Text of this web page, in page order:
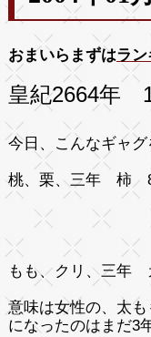
おまいらまずはラン
皇紀2664年
今日、こんなギャグ
桃、栗、三年 柿
もも、クリ、三年
意味は女性の、太
になったのはまだ3